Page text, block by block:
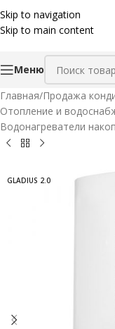
Skip to navigation
Skip to main content
Меню
Главная/Продажа
Отопление и
Водонагреватели
GLADIUS 2.0